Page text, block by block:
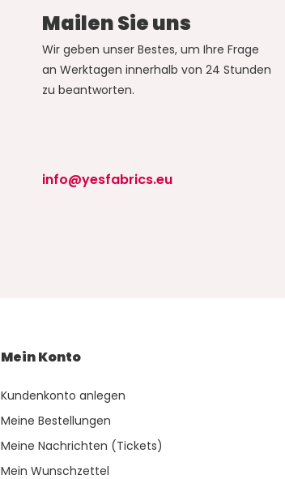
Mailen Sie uns
Wir geben unser Bestes, um Ihre Frage
an Werktagen innerhalb von 24 Stunden
zu beantworten.
info@yesfabrics.eu
Mein Konto
Kundenkonto anlegen
Meine Bestellungen
Meine Nachrichten (Tickets)
Mein Wunschzettel